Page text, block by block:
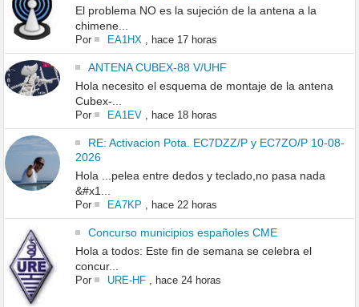
El problema NO es la sujeción de la antena a la
chimene...
Por EA1HX, hace 17 horas
ANTENA CUBEX-88 V/UHF
Hola necesito el esquema de montaje de la antena
Cubex-...
Por EA1EV, hace 18 horas
RE: Activacion Pota. EC7DZZ/P y EC7ZO/P 10-08-
2026
Hola ...pelea entre dedos y teclado,no pasa nada
&#x1...
Por EA7KP , hace 22 horas
Concurso municipios españoles CME
Hola a todos: Este fin de semana se celebra el
concur...
Por URE-HF, hace 24 horas